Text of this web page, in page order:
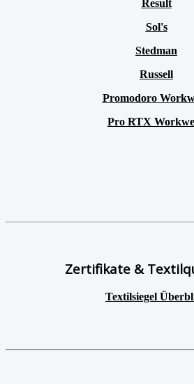
Result
Sol's
Stedman
Russell
Promodoro
Pro RTX
Zertifikate &
Textilsiegel